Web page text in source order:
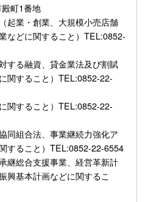
町1番地
起業・創業、大規模小売店舗
などに関すること）TEL:0852-
する融資、貸金業法及び割賦
関すること）TEL:0852-22-
関すること）TEL:0852-22-
同組合法、事業継続力強化ア
すること）TEL:0852-22-6554
継総合支援事業、経営革新計
興基本計画などに関するこ